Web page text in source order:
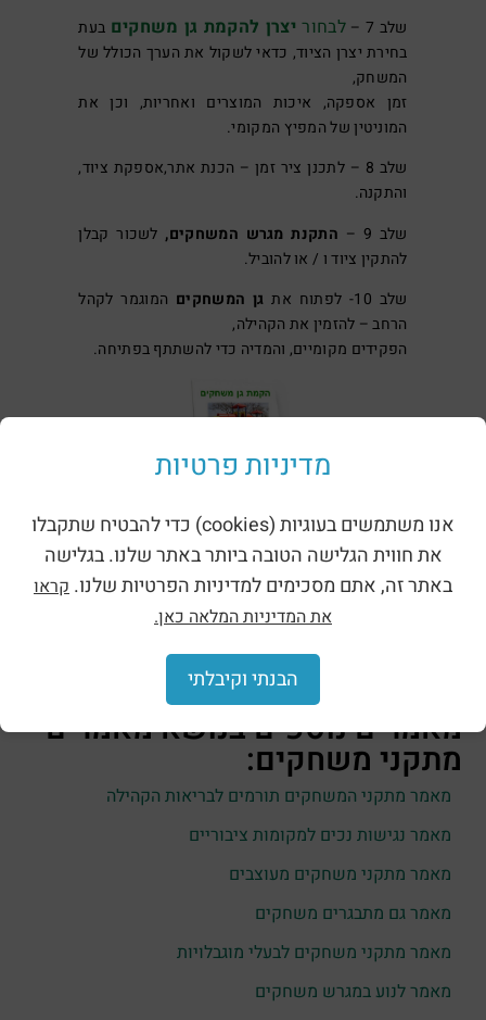
שלב 7 –
לבחור יצרן להקמת גן משחקים בעת
בחירת יצרן הציוד, כדאי לשקול את הערך הכולל של
המשחק,
זמן אספקה, איכות המוצרים ואחריות, וכן את
המוניטין של המפיץ המקומי.
שלב 8 – לתכנן ציר זמן – הכנת אתר,אספקת ציוד,
והתקנה.
שלב 9 –
התקנת מגרש המשחקים, לשכור קבלן
להתקין ציוד ו / או להוביל.
שלב 10- לפתוח את
גן המשחקים המוגמר לקהל
הרחב – להזמין את הקהילה,
הפקידים מקומיים, והמדיה כדי להשתתף בפתיחה.
מאמרים נוספים
מאמרים נוספים בנושאמאמרים
מתקני משחקים:
מאמר מתקני המשחקים תורמים לבריאות הקהילה
מאמר נגישות נכים למקומות ציבוריים
מאמר מתקני משחקים מעוצבים
מאמר גם מתבגרים משחקים
מאמר מתקני משחקים לבעלי מוגבלויות
מאמר לנוע במגרש משחקים
מדיניות פרטיות
אנו משתמשים בעוגיות (cookies) כדי להבטיח שתקבלו
את חווית הגלישה הטובה ביותר באתר שלנו. בגלישה
באתר זה, אתם מסכימים למדיניות הפרטיות שלנו. קראו
את המדיניות המלאה כאן.
הבנתי וקיבלתי